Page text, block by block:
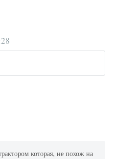
которая, не похож на